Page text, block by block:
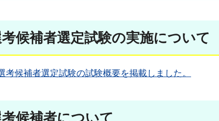
候補者選定試験の実施について
候補者選定試験の試験概要を掲載しました。